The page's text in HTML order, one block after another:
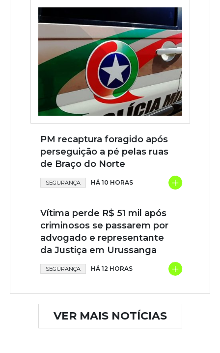
PM recaptura foragido após
perseguição a pé pelas ruas
de Braço do Norte
SEGURANÇA HÁ 10 HORAS +
Vítima perde R$ 51 mil após
criminosos se passarem por
advogado e representante
da Justiça em Urussanga
SEGURANÇA HÁ 12 HORAS +
VER MAIS NOTÍCIAS